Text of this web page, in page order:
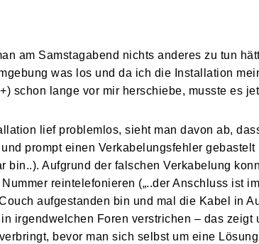
am Samstagabend nichts anderes zu tun
was los und da ich die Installation
schon lange vor mir herschiebe, musste es
lief problemlos, sieht man davon ab,
prompt einen Verkabelungsfehler
bin..). Aufgrund der falschen Verkabelung
reintelefonieren („..der Anschluss ist
aufgestanden bin und mal die Kabel in
irgendwelchen Foren verstrichen – das
verbringt, bevor man sich selbst um eine